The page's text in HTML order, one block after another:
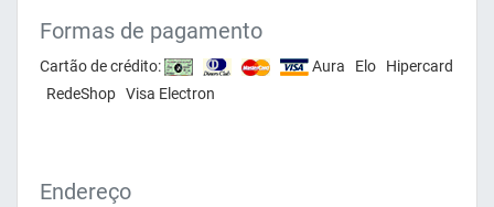
Formas de pagamento
Cartão de crédito:
Aura Elo Hipercard
RedeShop Visa Electron
Endereço